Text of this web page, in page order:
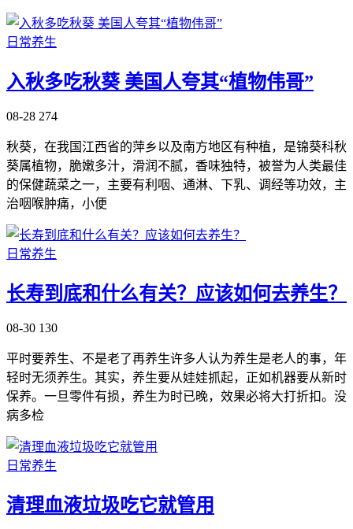
日常养生
入秋多吃秋葵 美国人夸其“植物伟哥”
08-28 274
秋葵，在我国江西省的萍乡以及南方地区有种植，是锦葵科秋
葵属植物，脆嫩多汁，滑润不腻，香味独特，被誉为人类最佳
的保健蔬菜之一，主要有利咽、通淋、下乳、调经等功效，主
治咽喉肿痛，小便
日常养生
长寿到底和什么有关？应该如何去养生？
08-30 130
平时要养生、不是老了再养生许多人认为养生是老人的事，年
轻时无须养生。其实，养生要从娃娃抓起，正如机器要从新时
保养。一旦零件有损，养生为时已晚，效果必将大打折扣。没
病多检
日常养生
清理血液垃圾吃它就管用